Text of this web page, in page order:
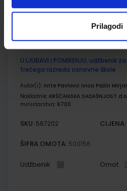
Prilagodi
ŠIFRA OMOTA:500285
Omot
U LJUBAVI I POMIRENJU; udžbenik
trećega razreda osnovne škole
Autor(i): Ante Pavlović Ivica Pažin
Nakladnik: KRŠĆANSKA SADAŠNJOST
ministarstva: 6700
SKU: 567202 CIJENA:
ŠIFRA OMOTA: 500156
Udžbenik Omot